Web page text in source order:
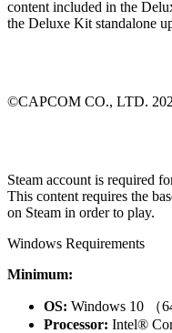
content included in the
the Deluxe Kit standalone
©CAPCOM CO., LTD.
Steam account is required
This content requires the
on Steam in order to play.
Windows Requirements
Minimum:
OS: Windows 10 （
Processor: Intel®